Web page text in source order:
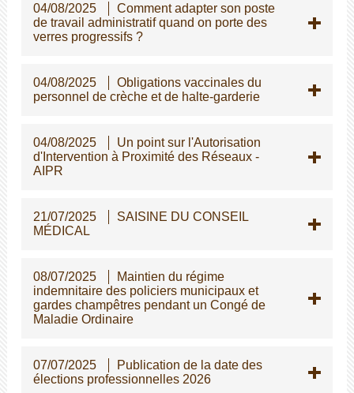
04/08/2025
Comment adapter son poste
de travail administratif quand on porte des
verres progressifs ?
04/08/2025
Obligations vaccinales du
personnel de crèche et de halte-garderie
04/08/2025
Un point sur l'Autorisation
d'Intervention à Proximité des Réseaux -
AIPR
21/07/2025
SAISINE DU CONSEIL
MÉDICAL
08/07/2025
Maintien du régime
indemnitaire des policiers municipaux et
gardes champêtres pendant un Congé de
Maladie Ordinaire
07/07/2025
Publication de la date des
élections professionnelles 2026